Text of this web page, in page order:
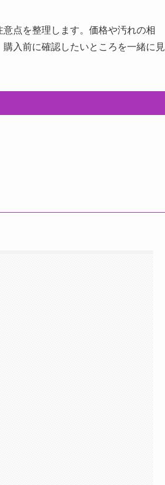
点を整理します。価格や汚れの相
入前に確認したいところを一緒に見